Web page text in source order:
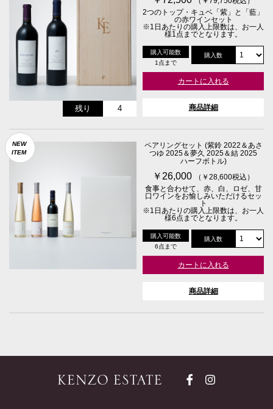
残り 4
2つのトップ・キュベ「紫」と「藍」
の赤ワインセット
※1日あたりの購入上限数は、お一人
様1点までとなります。
購入可能数
1点まで
購入数
カートに入れる
商品詳細
NEW
ITEM
ペアリングセット (紫鈴 2022＆あさ
つゆ 2025＆夢久 2025＆結 2025
ハーフボトル)
￥26,000
（￥28,600税込）
食事と合わせて、赤、白、ロゼ、甘
口ワインをお愉しみいただけるセッ
ト
※1日あたりの購入上限数は、お一人
様6点までとなります。
購入可能数
6点まで
購入数
カートに入れる
商品詳細